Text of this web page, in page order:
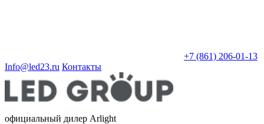
+7 (861) 206-01-13
Info@led23.ru Контакты
официальный дилер Arlight